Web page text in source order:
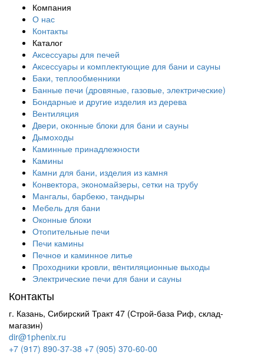
Компания
О нас
Контакты
Каталог
Аксессуары для печей
Аксессуары и комплектующие для бани и сауны
Баки, теплообменники
Банные печи (дровяные, газовые, электрические)
Бондарные и другие изделия из дерева
Вентиляция
Двери, оконные блоки для бани и сауны
Дымоходы
Каминные принадлежности
Камины
Камни для бани, изделия из камня
Конвектора, экономайзеры, сетки на трубу
Мангалы, барбекю, тандыры
Мебель для бани
Оконные блоки
Отопительные печи
Печи камины
Печное и каминное литье
Проходники кровли, вeнтиляционные выходы
Электрические печи для бани и сауны
Контакты
г. Казань, Сибирский Тракт 47 (Строй-база Риф, склад-
магазин)
dir@1phenix.ru
+7 (917) 890-37-38 +7 (905) 370-60-00